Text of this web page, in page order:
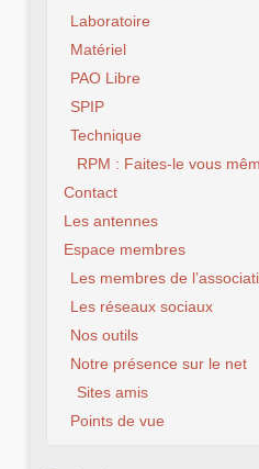
Laboratoire
Matériel
PAO Libre
SPIP
Technique
RPM : Faites-le vous
Contact
Les antennes
Espace membres
Les membres de
Les réseaux sociaux
Nos outils
Notre présence sur le net
Sites amis
Points de vue